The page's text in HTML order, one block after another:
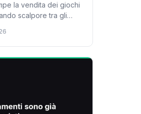
la vendita dei giochi
scalpore tra gli